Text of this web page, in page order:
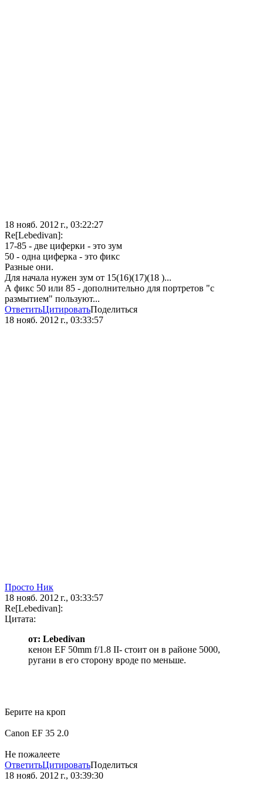
18 нояб. 2012 г., 03:22:27
Re[Lebedivan]:
17-85 - две циферки - это зум
50 - одна циферка - это фикс
Разные они.
Для начала нужен зум от 15(16)(17)(18 )...
А фикс 50 или 85 - дополнительно для портретов "с
размытием" пользуют...
ОтветитьЦитироватьПоделиться
18 нояб. 2012 г., 03:33:57
Просто Ник
18 нояб. 2012 г., 03:33:57
Re[Lebedivan]:
Цитата:
от: Lebedivan
кенон EF 50mm f/1.8 II- стоит он в районе 5000,
ругани в его сторону вроде по меньше.
Берите на кроп
Canon EF 35 2.0
Не пожалеете
ОтветитьЦитироватьПоделиться
18 нояб. 2012 г., 03:39:30